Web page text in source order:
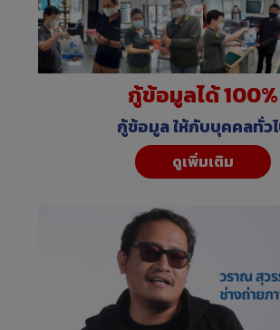
กู้ข้อมูลได้ 100%
กู้ข้อมูล ให้กับบุคคลทั่ว
ดูเพิ่มเติม